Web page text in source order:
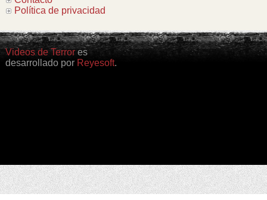
Política de privacidad
Videos de Terrores
desarrollado por Reyesoft.